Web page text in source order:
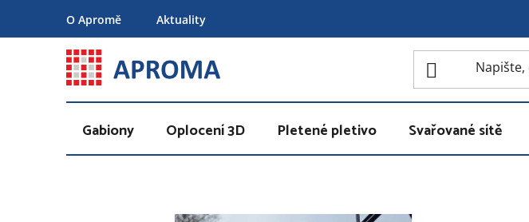
obsah
O Apromě Aktuality
Gabiony Oplocení 3D Pletené pletivo Svařované sítě